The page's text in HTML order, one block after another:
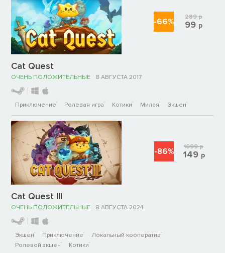
Cat Quest
ОЧЕНЬ ПОЛОЖИТЕЛЬНЫЕ 8 АВГУСТА 2017
Приключение Ролевая игра Котики Милая Экшен
-66% 289р
99 р
Cat Quest III
ОЧЕНЬ ПОЛОЖИТЕЛЬНЫЕ 8 АВГУСТА 2024
Экшен Приключение
Локальный кооператив
Ролевой экшен
Котики
-86% 1099р
149 р